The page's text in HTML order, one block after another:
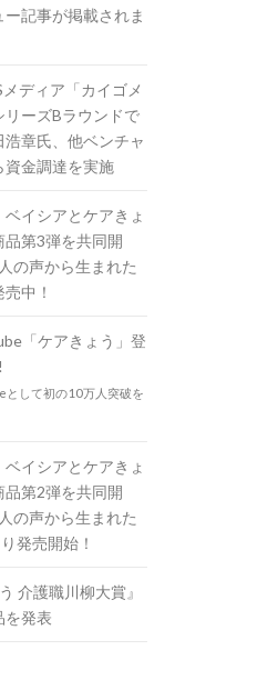
記事が掲載されま
ディア「カイゴメ
ーズBラウンドで
章氏、他ベンチャ
資金調達を実施
ベイシアとケアきょ
品第3弾を共同開
の声から生まれた
中！
「ケアきょう」登
として初の10万人突破を
ベイシアとケアきょ
品第2弾を共同開
の声から生まれた
発売開始！
介護職川柳大賞』
を発表